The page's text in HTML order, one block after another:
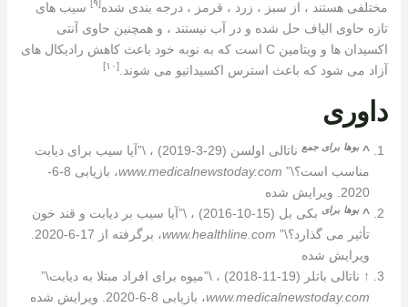
مختلفی هستند ، از سبز ، زرد ، قرمز ، درجه بندی شده
سیب های
تازه حاوی الیاف حل شده و در آب نیستند ، و همچنین حاوی آنتی
اکسیدان ها و ویتامین C است که به نوبه خود باعث کاهش رادیکال های
آزاد می شود که باعث استرس اکسیداتیو می شوند. [١٠]
داوری
^ بوها برای جمع
ناتالی اولسن (29-3-2019) ، \”آیا سیب برای دیابت
مناسب است؟\” www.medicalnewstoday.com
، بازیابی 8-6-
2020. ویرایش شده
^ بوها برای
بکی بل (15-10-2016) ، \”آیا سیب بر دیابت و قند خون
تأثیر می گذارد؟\” www.healthline.com
ویرایش شده
↑ ناتالی باتلر (19-11-2018) ، \”میوه برای افراد مبتلا به دیابت\”
www.medicalnewstoday.com، بازیابی 8-6-2020. ویرایش شده